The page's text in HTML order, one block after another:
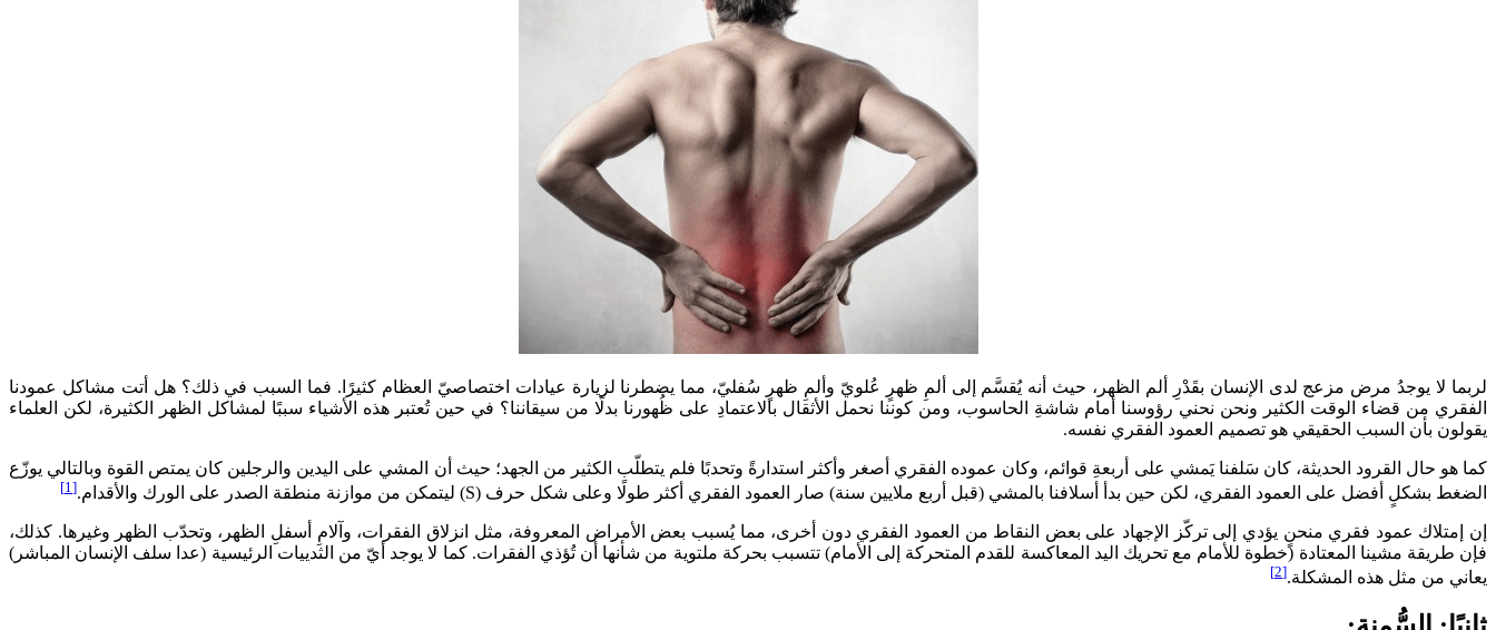
لربما لا يوجدُ مرض مزعج لدى الإنسان بقَدْرِ ألم الظهر، حيث أنه يُقسَّم إلى ألمِ ظهرٍ عُلويّ وألمِ ظهرٍ سُفليّ، مما يضطرنا لزيارة عيادات اختصاصيّ العظام كثيرًا. فما السبب في ذلك؟ هل أتت مشاكل عمودنا
الفقري من قضاء الوقت الكثير ونحن نحني رؤوسنا أمام شاشةِ الحاسوب، ومن كوننا نحمل الأثقال بالاعتمادِ على ظُهورنا بدلًا من سيقاننا؟ في حين تُعتبر هذه الأشياء سببًا لمشاكل الظهر الكثيرة، لكن العلماء
يقولون بأن السبب الحقيقي هو تصميم العمود الفقري نفسه.
كما هو حال القرود الحديثة، كان سَلفنا يَمشي على أربعةِ قوائم، وكان عموده الفقري أصغر وأكثر استدارةً وتحدبًا فلم يتطلّب الكثير من الجهد؛ حيث أن المشي على اليدين والرجلين كان يمتص القوة وبالتالي يوزّع
الضغط بشكلٍ أفضل على العمود الفقري، لكن حين بدأ أسلافنا بالمشي (قبل أربع ملايين سنة) صار العمود الفقري أكثر طولًا وعلى شكل حرف (S) ليتمكن من موازنة منطقة الصدر على الورك والأقدام.
[1]
إن إمتلاك عمود فقري منحنٍ يؤدي إلى تركّز الإجهاد على بعض النقاط من العمود الفقري دون أخرى، مما يُسبب بعض الأمراض المعروفة، مثل انزلاق الفقرات، وآلامِ أسفلِ الظهر، وتحدّب الظهر وغيرها. كذلك،
فإن طريقة مشينا المعتادة (خطوة للأمام مع تحريك اليد المعاكسة للقدم المتحركة إلى الأمام) تتسبب بحركة ملتوية من شأنها أن تُؤذي الفقرات. كما لا يوجد أيّ من الثدييات الرئيسية (عدا سلف الإنسان المباشر)
يعاني من مثل هذه المشكلة.[2]